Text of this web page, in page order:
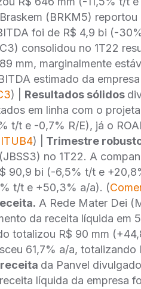
(BRKM5)
foi de R$ 4,9 bi (-
consolidou no 1T22
mm, marginalmente
estimado da
) | Resultados sólidos
em linha com o
t/t e -0,7% R/E), já o
) |
Trimestre
no 1T22. A
90,9 bi (-6,5% t/t e
t/t e +50,3% a/a). (
A Rede Mater Dei
da receita líquida em
totalizou R$ 90 mm
61,7% a/a, totalizando
da Panvel
líquida da empresa